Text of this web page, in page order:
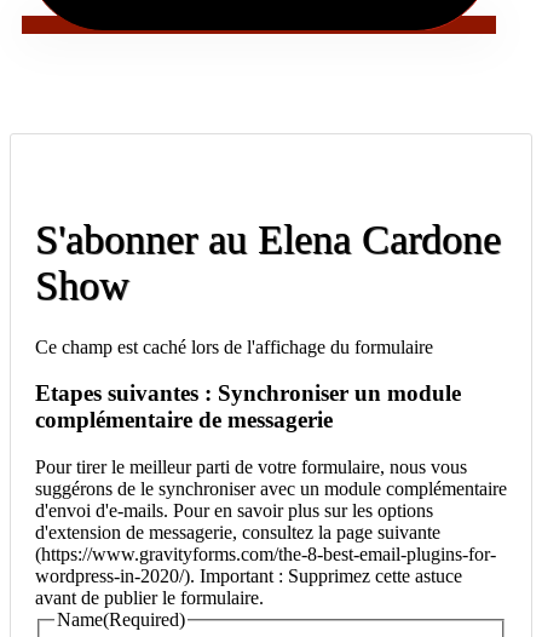
S'abonner au Elena Cardone
Show
Ce champ est caché lors de l'affichage du formulaire
Etapes suivantes : Synchroniser un module
complémentaire de messagerie
Pour tirer le meilleur parti de votre formulaire, nous vous
suggérons de le synchroniser avec un module complémentaire
d'envoi d'e-mails. Pour en savoir plus sur les options
d'extension de messagerie, consultez la page suivante
(https://www.gravityforms.com/the-8-best-email-plugins-for-
wordpress-in-2020/). Important : Supprimez cette astuce
avant de publier le formulaire.
Name(Required)